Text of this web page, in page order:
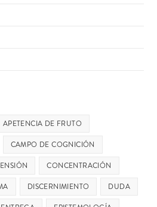
APETENCIA DE FRUTO
CAMPO DE COGNICIÓN
CONCENTRACIÓN
DISCERNIMIENTO
DUDA